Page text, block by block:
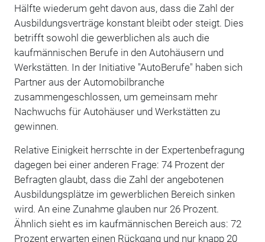
Hälfte wiederum geht davon aus, dass die Zahl der
Ausbildungsverträge konstant bleibt oder steigt. Dies
betrifft sowohl die gewerblichen als auch die
kaufmännischen Berufe in den Autohäusern und
Werkstätten. In der Initiative "AutoBerufe" haben sich
Partner aus der Automobilbranche
zusammengeschlossen, um gemeinsam mehr
Nachwuchs für Autohäuser und Werkstätten zu
gewinnen.
Relative Einigkeit herrschte in der Expertenbefragung
dagegen bei einer anderen Frage: 74 Prozent der
Befragten glaubt, dass die Zahl der angebotenen
Ausbildungsplätze im gewerblichen Bereich sinken
wird. An eine Zunahme glauben nur 26 Prozent.
Ähnlich sieht es im kaufmännischen Bereich aus: 72
Prozent erwarten einen Rückgang und nur knapp 20